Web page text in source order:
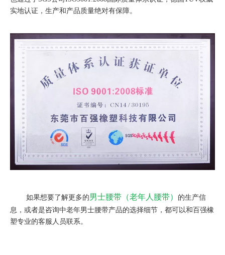
实地认证，生产和产品质量绝对有保障。
如果想要了解更多的男士腰带（老年人腰带）
的生产信
息，或者是咨询中老年男士腰带产品的选择细节，都可以和百强橡
塑专业的客服人员联系。